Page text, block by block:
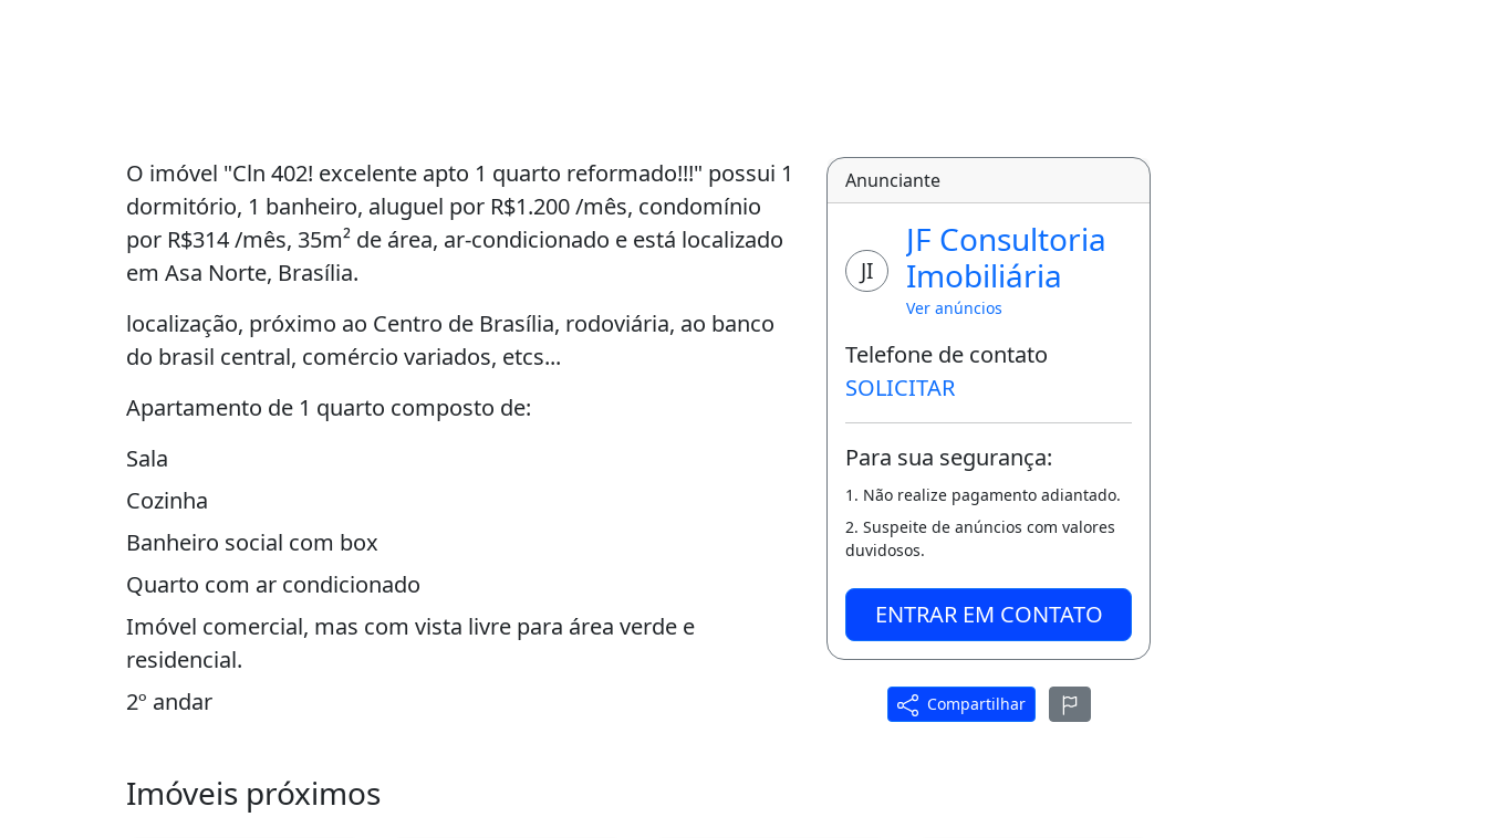
O imóvel "Cln 402! excelente apto 1 quarto reformado!!!" possui 1
dormitório, 1 banheiro, aluguel por R$1.200 /mês, condomínio
por R$314 /mês, 35m² de área, ar-condicionado e está localizado
em Asa Norte, Brasília.
localização, próximo ao Centro de Brasília, rodoviária, ao banco
do brasil central, comércio variados, etcs...
Apartamento de 1 quarto composto de:
Sala
Cozinha
Banheiro social com box
Quarto com ar condicionado
Imóvel comercial, mas com vista livre para área verde e
residencial.
2º andar
Jefferson Ferreira
Anunciante
JI
JF Consultoria
Imobiliária
Ver anúncios
Telefone de contato
SOLICITAR
Para sua segurança:
1. Não realize pagamento adiantado.
2. Suspeite de anúncios com valores
duvidosos.
ENTRAR EM CONTATO
Compartilhar
Imóveis próximos